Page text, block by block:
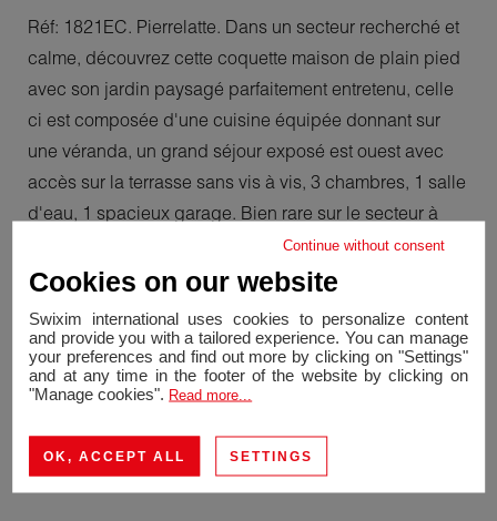
Réf: 1821EC. Pierrelatte. Dans un secteur recherché et
calme, découvrez cette coquette maison de plain pied
avec son jardin paysagé parfaitement entretenu, celle
ci est composée d'une cuisine équipée donnant sur
une véranda, un grand séjour exposé est ouest avec
accès sur la terrasse sans vis à vis, 3 chambres, 1 salle
d'eau, 1 spacieux garage. Bien rare sur le secteur à
Continue without consent
Cookies on our website
Swixim international uses cookies to personalize content
and provide you with a tailored experience. You can manage
your preferences and find out more by clicking on "Settings"
and at any time in the footer of the website by clicking on
"Manage cookies". Read more...
OK, ACCEPT ALL SETTINGS